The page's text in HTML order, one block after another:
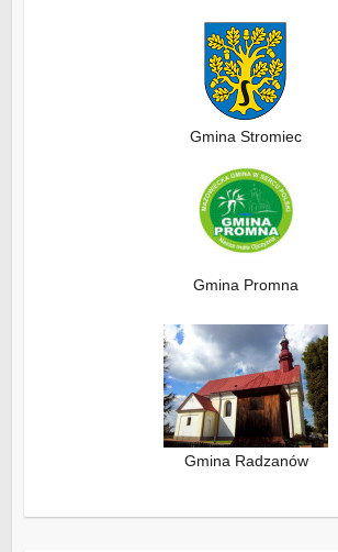
Gmina Stromiec
Gmina Promna
Gmina Radzanów